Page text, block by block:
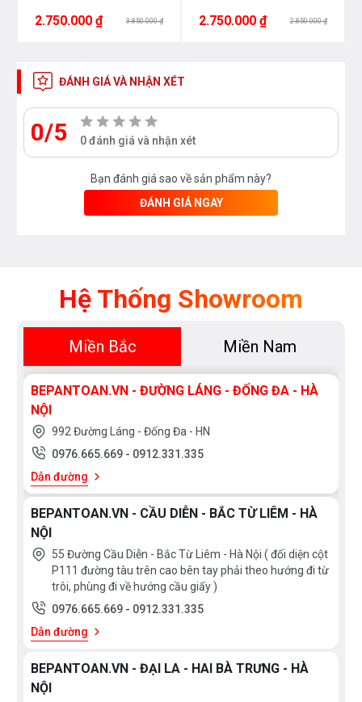
2.750.000 ₫ 3.850.000 ₫ 2.750.000 ₫ 2.850.000 ₫
ĐÁNH GIÁ VÀ NHẬN XÉT
0/5 0 đánh giá và nhận xét
Bạn đánh giá sao về sản phẩm này?
ĐÁNH GIÁ NGAY
Hệ Thống Showroom
Miền Bắc Miền Nam
BEPANTOAN.VN - ĐƯỜNG LÁNG - ĐỐNG ĐA - HÀ
NỘI
992 Đường Láng - Đống Đa - HN
0976.665.669 - 0912.331.335
Dẫn đường
BEPANTOAN.VN - CẦU DIỄN - BẮC TỪ LIÊM - HÀ
NỘI
55 Đường Cầu Diễn - Bắc Từ Liêm - Hà Nội ( đối diện cột
P111 đường tàu trên cao bên tay phải theo hướng đi từ
trôi, phùng đi về hướng cầu giấy )
0976.665.669 - 0912.331.335
Dẫn đường
BEPANTOAN.VN - ĐẠI LA - HAI BÀ TRƯNG - HÀ
NỘI